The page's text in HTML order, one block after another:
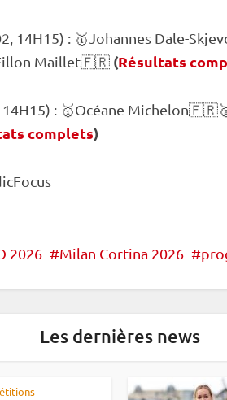
14H15) : 🥇Johannes Dale-
Maillet🇫🇷 (Résultats
14H15) : 🥇Océane
complets)
2026 Milan Cortina 2026
Les dernières news